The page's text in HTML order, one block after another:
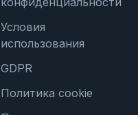
Условия
использования
GDPR
Политика cookie